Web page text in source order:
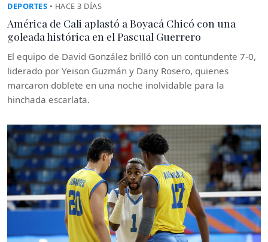
DEPORTES • HACE 3 DÍAS
América de Cali aplastó a Boyacá Chicó con una
goleada histórica en el Pascual Guerrero
El equipo de David González brilló con un contundente 7-0,
liderado por Yeison Guzmán y Dany Rosero, quienes
marcaron doblete en una noche inolvidable para la
hinchada escarlata.